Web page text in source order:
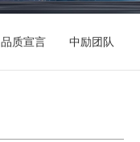
品质宣言 中励团队